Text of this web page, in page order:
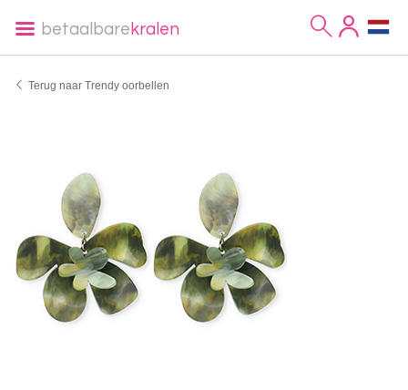
betaalbare kralen
Terug naar Trendy oorbellen